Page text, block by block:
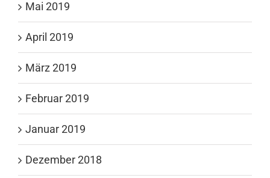
Mai 2019
April 2019
März 2019
Februar 2019
Januar 2019
Dezember 2018